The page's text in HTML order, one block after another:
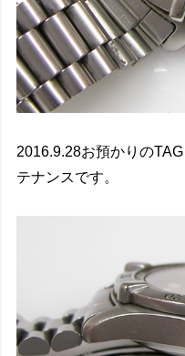
2016.9.28お預かりの
テナンスです。